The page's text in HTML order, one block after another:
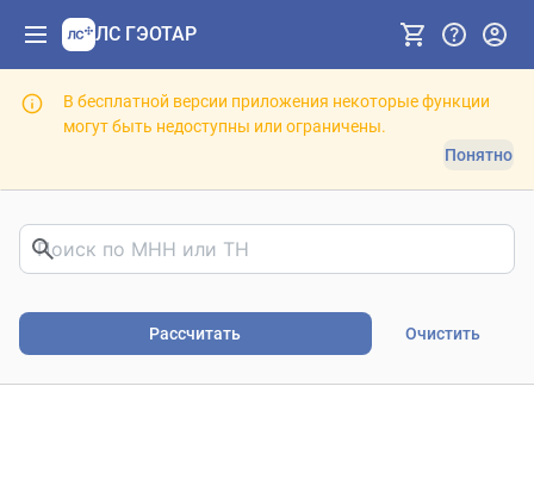
ЛС ГЭОТАР
В бесплатной версии приложения некоторые функции
могут быть недоступны или ограничены.
Понятно
Рассчитать Очистить
Риски фармакотерапии.